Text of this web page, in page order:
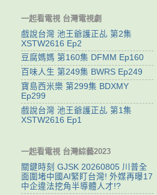
一起看電視 台灣電視劇
戲說台灣 池王爺護正乩 第2集
XSTW2616 Ep2
豆腐媽媽 第160集 DFMM Ep160
百味人生 第249集 BWRS Ep249
寶島西米樂 第299集 BDXMY
Ep299
戲說台灣 池王爺護正乩 第1集
XSTW2616 Ep1
一起看電視 台灣綜藝2023
關鍵時刻 GJSK 20260805 川普全
面圍堵中國AI緊盯台灣! 外媒再曝17
中企違法挖角半導體人才!?